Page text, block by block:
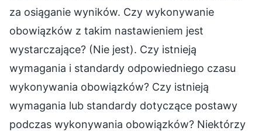
za osiąganie wyników. Czy wykonywanie
obowiązków z takim nastawieniem jest
wystarczające? (Nie jest). Czy istnieją
wymagania i standardy odpowiedniego czasu
wykonywania obowiązków? Czy istnieją
wymagania lub standardy dotyczące postawy
podczas wykonywania obowiązków? Niektórzy